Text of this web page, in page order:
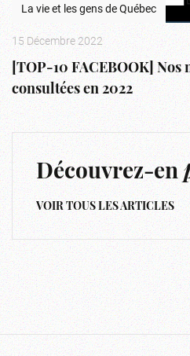
La vie et les gens de Québec
15 Décembre 2022
[TOP-10 FACEBOOK] Nos
consultées en 2022
Découvrez-en
VOIR TOUS LES ARTICLES